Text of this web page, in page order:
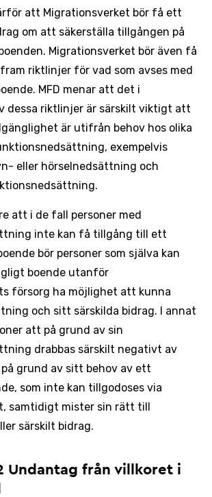
att Migrationsverket bör få ett
om att säkerställa tillgången på
Migrationsverket bör även få
riktlinjer för vad som avses med
MFD menar att det i
dessa riktlinjer är särskilt viktigt att
är utifrån behov hos olika
exempelvis
eller hörselnedsättning och
att i de fall personer med
inte kan få tillgång till ett
bör personer som själva kan
boende utanför
försorg ha möjlighet att kunna
och sitt särskilda bidrag. I annat
att på grund av sin
drabbas särskilt negativt av
grund av sitt behov av ett
som inte kan tillgodoses via
samtidigt mister sin rätt till
särskilt bidrag.
Undantag från villkoret i